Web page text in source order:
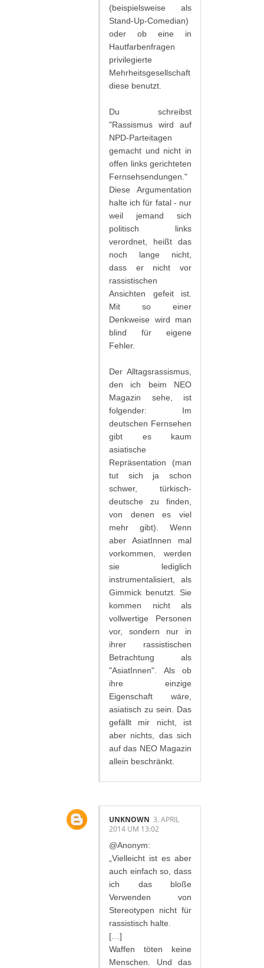
(beispielsweise als
Stand-Up-Comedian)
oder ob eine in
Hautfarbenfragen
privilegierte
Mehrheitsgesellschaft
diese benutzt.
Du schreibst
"Rassismus wird auf
NPD-Parteitagen
gemacht und nicht in
offen links gerichteten
Fernsehsendungen."
Diese Argumentation
halte ich für fatal - nur
weil jemand sich
politisch links
verordnet, heißt das
noch lange nicht,
dass er nicht vor
rassistischen
Ansichten gefeit ist.
Mit so einer
Denkweise wird man
blind für eigene
Fehler.
Der Alltagsrassismus,
den ich beim NEO
Magazin sehe, ist
folgender: Im
deutschen Fernsehen
gibt es kaum
asiatische
Repräsentation (man
tut sich ja schon
schwer, türkisch-
deutsche zu finden,
von denen es viel
mehr gibt). Wenn
aber AsiatInnen mal
vorkommen, werden
sie lediglich
instrumentalisiert, als
Gimmick benutzt. Sie
kommen nicht als
vollwertige Personen
vor, sondern nur in
ihrer rassistischen
Betrachtung als
"AsiatInnen". Als ob
ihre einzige
Eigenschaft wäre,
asiatisch zu sein. Das
gefällt mir nicht, ist
aber nichts, das sich
auf das NEO Magazin
allein beschränkt.
UNKNOWN 3. APRIL
2014 UM 13:02
@Anonym:
„Vielleicht ist es aber
auch einfach so, dass
ich das bloße
Verwenden von
Stereotypen nicht für
rassistisch halte.
[…]
Waffen töten keine
Menschen. Und das